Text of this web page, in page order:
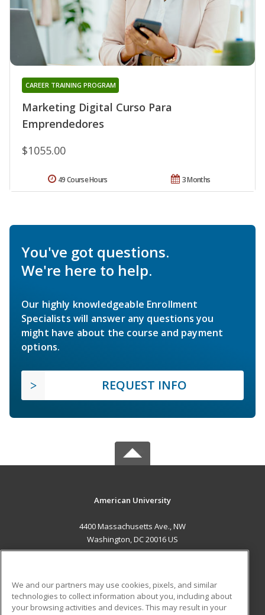
Marketing Digital Curso Para
Emprendedores
CAREER TRAINING PROGRAM
$1055.00
3 Months
49 Course Hours
You've got questions.
We're here to help.
Our highly knowledgeable Enrollment
Specialists will answer any questions you
might have about the course and payment
options.
REQUEST INFO
American University
4400 Massachusetts Ave., NW
Washington, DC 20016 US
ADDITIONAL RESOURCES
We and our partners may use cookies, pixels, and similar
technologies to collect information about you, including about
your browsing activities and devices. This may result in your